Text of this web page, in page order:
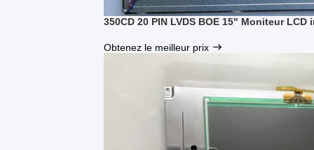
350CD 20 PIN LVDS BOE 15" Moniteur
Obtenez le meilleur prix